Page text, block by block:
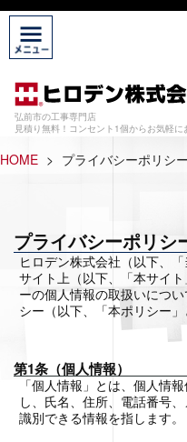
弘前市の工事専門店
見積り無料！コンセント1個からお気軽に
HOME > プライバシーポリシー
プライバシーポリシ
ヒロデン株式会社（以下、
サイト上（以下、「本サイ
ーの個人情報の取扱いにつ
シー（以下、「本ポリシー」
第1条（個人情報）
「個人情報」とは、個人情
し、氏名、住所、電話番号
識別できる情報を指します。